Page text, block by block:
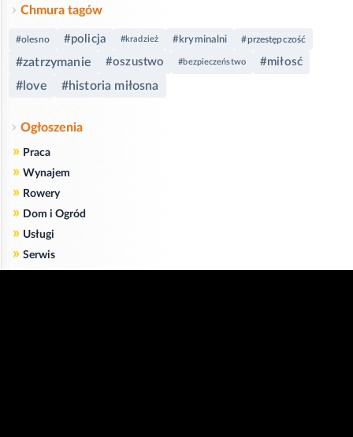
Chmura tagów
#olesno #policja #kradzież #kryminalni #przestępczość
#zatrzymanie #oszustwo #bezpieczeństwo #miłosć
#love #historia miłosna
Ogłoszenia
» Praca
» Wynajem
» Rowery
» Dom i Ogród
» Usługi
» Serwis
»